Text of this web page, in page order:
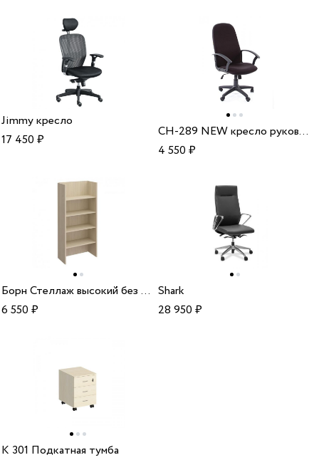
Jimmy кресло
17 450₽
CH-289 NEW кресло руководителя
4 550₽
Борн Стеллаж высокий без щитов
6 550₽
Shark
28 950₽
К 301 Подкатная тумба